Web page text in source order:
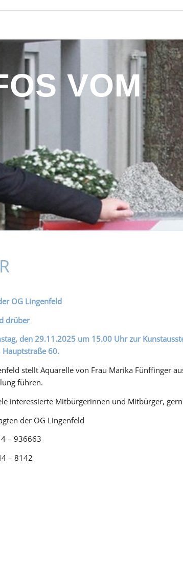
OS VOM
Ü E R
OG Lingenfeld
drüber
den 29.11.2025 um 15.00 Uhr zur
Hauptstraße 60.
stellt Aquarelle von Frau Marika Fünffinger
führen.
interessierte Mitbürgerinnen und Mitbürger,
der OG Lingenfeld
– 936663
– 8142